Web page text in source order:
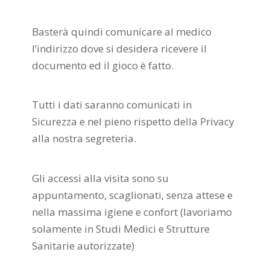
Basterà quindi comunicare al medico
l’indirizzo dove si desidera ricevere il
documento ed il gioco è fatto.
Tutti i dati saranno comunicati in
Sicurezza e nel pieno rispetto della Privacy
alla nostra segreteria.
Gli accessi alla visita sono su
appuntamento, scaglionati, senza attese e
nella massima igiene e confort (lavoriamo
solamente in Studi Medici e Strutture
Sanitarie autorizzate)